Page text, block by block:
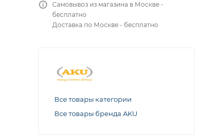
Самовывоз из магазина в Москве -
бесплатно
Доставка по Москве - бесплатно
Все товары категории
Все товары бренда AKU